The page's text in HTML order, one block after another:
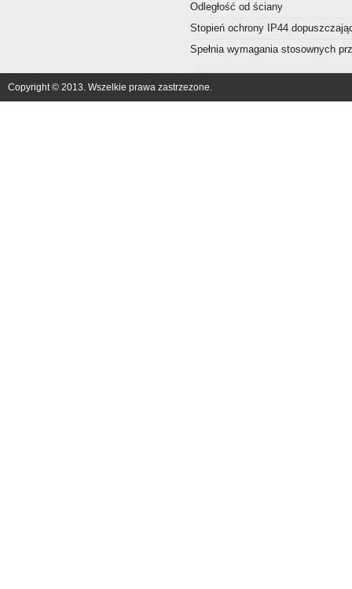
Odległość od ściany
Stopień ochrony IP44
Spełnia wymagania stosownych
Copyright © 2013. Wszelkie prawa zastrzezone.